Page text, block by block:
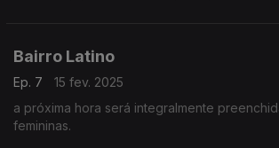
Bairro Latino
Ep. 7
15 fev. 2025
a próxima hora será integralmente
femininas.